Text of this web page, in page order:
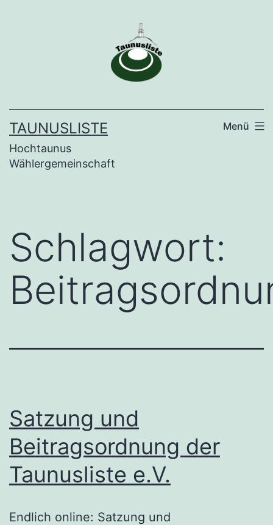
TAUNUSLISTE
Hochtaunus
Wählergemeinschaft
Menü
Schlagwort:
Satzung und
Beitragsordnung der
Taunusliste e.V.
Endlich online: Satzung und